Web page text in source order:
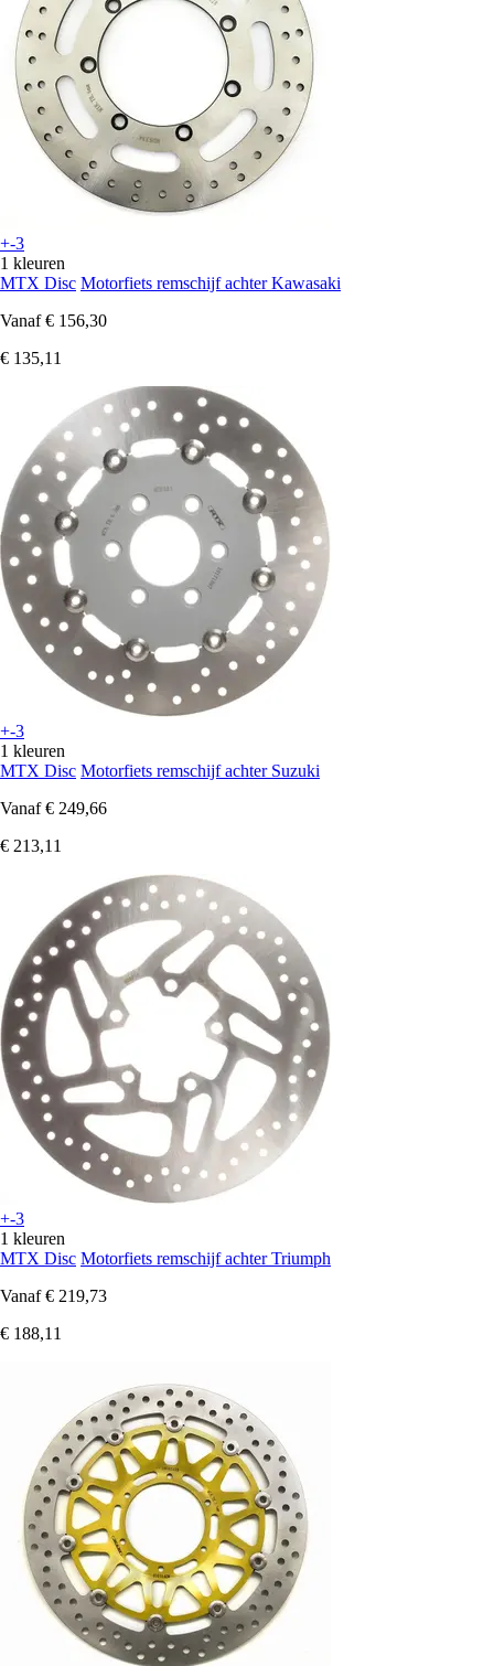
+-3
1 kleuren
MTX Disc Motorfiets remschijf achter Kawasaki
Vanaf € 156,30
€ 135,11
+-3
1 kleuren
MTX Disc Motorfiets remschijf achter Suzuki
Vanaf € 249,66
€ 213,11
+-3
1 kleuren
MTX Disc Motorfiets remschijf achter Triumph
Vanaf € 219,73
€ 188,11